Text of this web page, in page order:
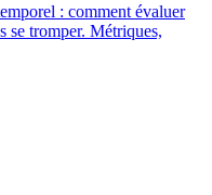
: comment évaluer
se tromper. Métriques,